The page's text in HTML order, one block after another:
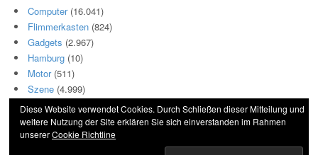
Computer(16.041)
Flimmerkasten (824)
Gadgets (2.967)
Hamburg (10)
Motor(511)
Szene (4.999)
© 2026 Hightech und Blech. All Rights Reserved.
Diese Website verwendet Cookies. Durch Schließen dieser Mitteilung und
weitere Nutzung der Site erklären Sie sich einverstanden im Rahmen
unsererCookie Richtline